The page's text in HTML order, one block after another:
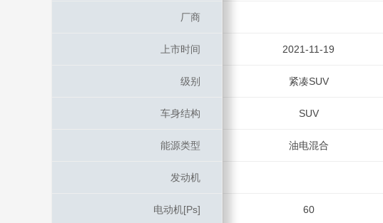
厂商
上市时间 2021-11-19
级别 紧凑SUV
车身结构 SUV
能源类型 油电混合
发动机
电动机[Ps] 60
厂商
上市时间
级别
车身结构
能源类型
发动机
电动机[Ps]